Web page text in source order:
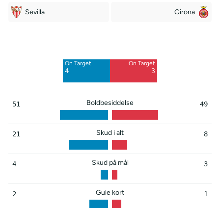
Sevilla Girona
On Target
4
On Target
3
51 Boldbesiddelse 49
21 Skud i alt 8
4 Skud på mål 3
2 Gule kort 1